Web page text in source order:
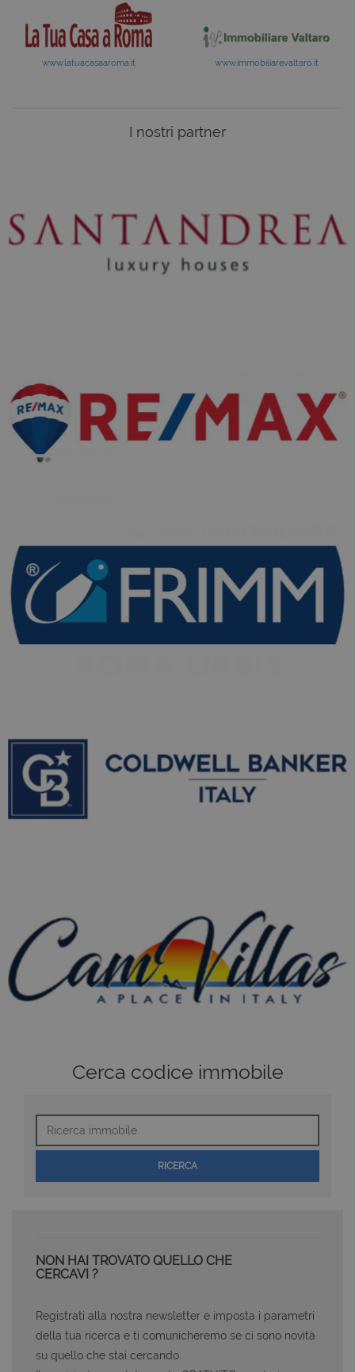
www.latuacasaaroma.it www.immobiliarevaltaro.it
I nostri partner
Cerca codice immobile
immobile
RICERCA
NON HAI TROVATO QUELLO CHE
CERCAVI ?
Registrati alla nostra newsletter e imposta i parametri
della tua ricerca e ti comunicheremo se ci sono novità
su quello che stai cercando.